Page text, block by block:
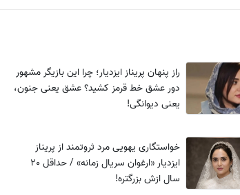
راز پنهان پریناز ایزدیار؛ چرا این بازیگر مشهور
دور عشق خط قرمز کشید؟ عشق یعنی جنون،
یعنی دیوانگی!
خواستگاری یهویی مرد ثروتمند از پریناز
ایزدیار «ارغوان سریال زمانه» / حداقل 20
سال ازش بزرگتره!